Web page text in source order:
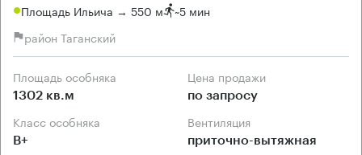
Площадь Ильича → 550 м ~5 мин
район Таганский
Площадь особняка
1302 кв.м
Цена продажи
по запросу
Класс особняка
B+
Вентиляция
приточно-вытяжная